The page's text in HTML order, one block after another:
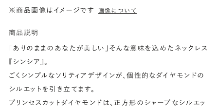
※商品画像はイメージです 画像について
商品説明
「ありのままのあなたが美しい」そんな意味を込めたネックレス
『シンシア』。
ごくシンプルなソリティアデザインが、個性的なダイヤモンドの
シルエットを引き立てます。
プリンセスカットダイヤモンドは、正方形のシャープなシルエッ